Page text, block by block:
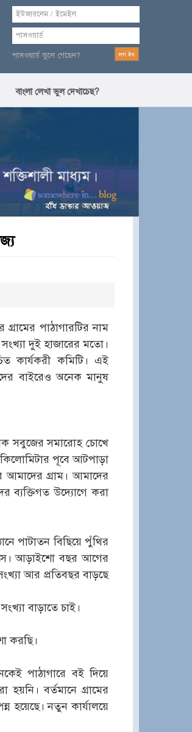
পাসওয়ার্ড ভুলে গেছেন?
বাংলা লেখা ভুল দেখাচেছ?
পাঠাগারটির নাম
দুই হাজারের মতো।
কার্যকরী কমিটি। এই
বাইরেও অনেক মানুষ
সবুজের সমারোহ চোখে
পূবে আটপাড়া
আমাদের গ্রাম। আমাদের
ব্যক্তিগত উদ্যোগে করা
পাটাতন বিছিয়ে পুঁথির
আড়াইশো বছর আগের
আর প্রতিবছর বাড়ছে
বাড়াতে চাই।
করছি।
পাঠাগারে বই দিয়ে
বর্তমানে গ্রামের
হয়েছে। নতুন কার্যালয়ে